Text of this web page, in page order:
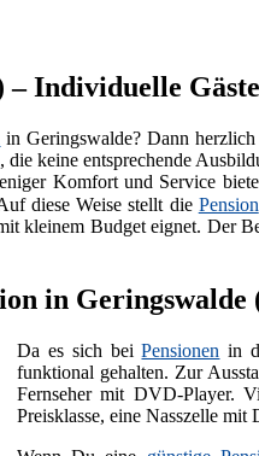
– Individuelle
in Geringswalde? Dann
keine entsprechende
Komfort und Service
diese Weise stellt die Pension
kleinem Budget eignet. Der
in Geringswalde
Da es sich beiPensionen in
funktional gehalten. Zur
Fernseher mit DVD-Player.
Preisklasse, eine Nasszelle mit